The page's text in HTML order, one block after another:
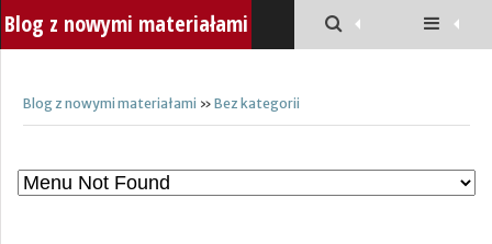
Blog z nowymi materiałami
Blog z nowymi materiałami » Bez kategorii